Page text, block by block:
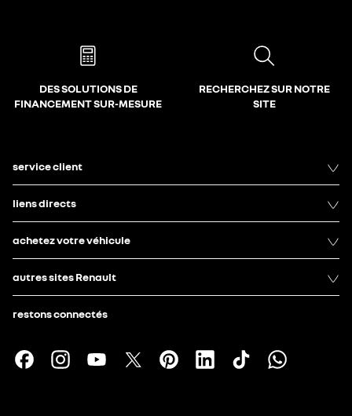
DES SOLUTIONS DE
FINANCEMENT SUR-MESURE
RECHERCHEZ SUR NOTRE
SITE
service client
liens directs
achetez votre véhicule
autres sites Renault
restons connectés